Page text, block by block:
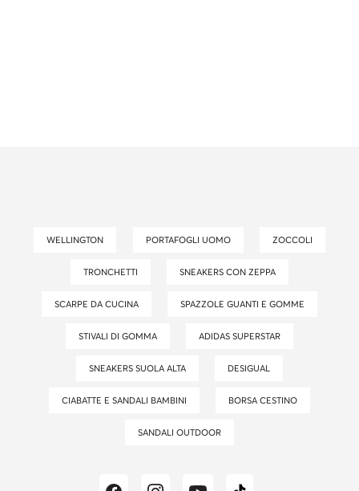
WELLINGTON PORTAFOGLI UOMO ZOCCOLI
TRONCHETTI SNEAKERS CON ZEPPA
SCARPE DA CUCINA SPAZZOLE GUANTI E GOMME
STIVALI DI GOMMA ADIDAS SUPERSTAR
SNEAKERS SUOLA ALTA DESIGUAL
CIABATTE E SANDALI BAMBINI BORSA CESTINO
SANDALI OUTDOOR